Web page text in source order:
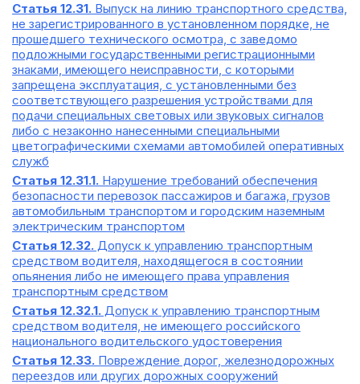
Статья 12.31. Выпуск на линию транспортного средства,
не зарегистрированного в установленном порядке, не
прошедшего технического осмотра, с заведомо
подложными государственными регистрационными
знаками, имеющего неисправности, с которыми
запрещена эксплуатация, с установленными без
соответствующего разрешения устройствами для
подачи специальных световых или звуковых сигналов
либо с незаконно нанесенными специальными
цветографическими схемами автомобилей оперативных
служб
Статья 12.31.1. Нарушение требований обеспечения
безопасности перевозок пассажиров и багажа, грузов
автомобильным транспортом и городским наземным
электрическим транспортом
Статья 12.32. Допуск к управлению транспортным
средством водителя, находящегося в состоянии
опьянения либо не имеющего права управления
транспортным средством
Статья 12.32.1. Допуск к управлению транспортным
средством водителя, не имеющего российского
национального водительского удостоверения
Статья 12.33. Повреждение дорог, железнодорожных
переездов или других дорожных сооружений